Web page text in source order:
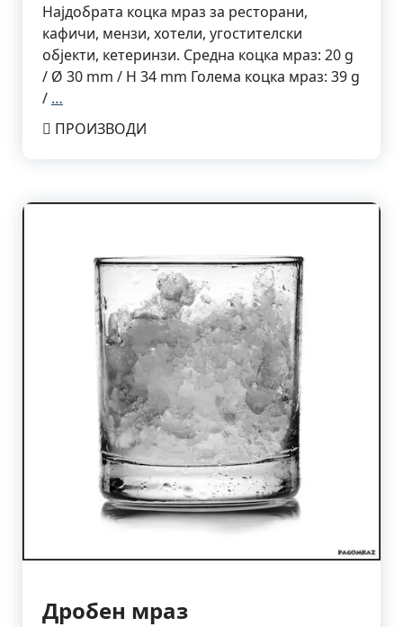
Најдобрата коцка мраз за ресторани,
кафичи, мензи, хотели, угостителски
објекти, кетеринзи. Средна коцка мраз: 20 g
/ Ø 30 mm / H 34 mm Голема коцка мраз: 39 g
/ …
ПРОИЗВОДИ
Дробен мраз